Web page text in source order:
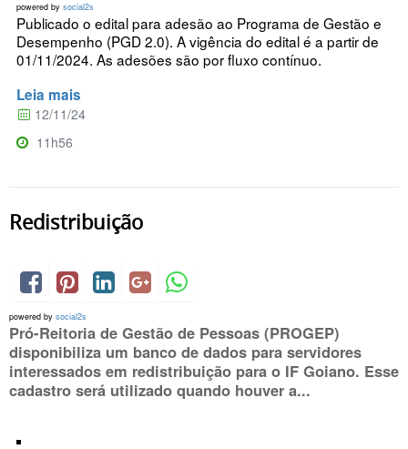
powered by social2s
Publicado o edital para adesão ao Programa de Gestão e
Desempenho (PGD 2.0). A vigência do edital é a partir de
01/11/2024. As adesões são por fluxo contínuo.
Leia mais
12/11/24
11h56
Redistribuição
powered by social2s
Pró-Reitoria de Gestão de Pessoas (PROGEP)
disponibiliza um banco de dados para servidores
interessados em redistribuição para o IF Goiano. Esse
cadastro será utilizado quando houver a...